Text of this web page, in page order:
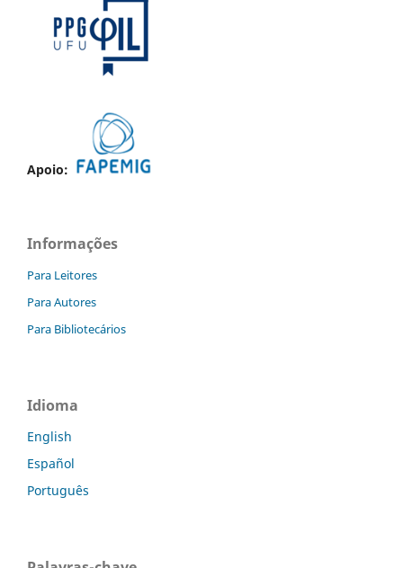
Apoio:
Informações
Para Leitores
Para Autores
Para Bibliotecários
Idioma
English
Español
Português